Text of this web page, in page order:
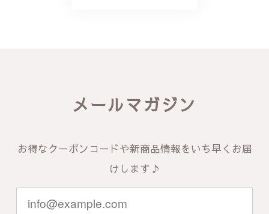
メールマガジン
お得なクーポンコードや新商品情報をいち早くお届
けします♪